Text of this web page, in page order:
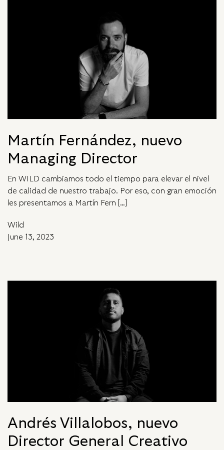
Martín Fernández, nuevo
Managing Director
En WILD cambiamos todo el tiempo para elevar el nivel
de calidad de nuestro trabajo. Por eso, con gran emoción
les presentamos a Martín Fern […]
Wild
June 13, 2023
Andrés Villalobos, nuevo
Director General Creativo